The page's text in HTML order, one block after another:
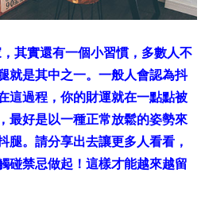
其實還有一個小習慣，多數人不
就是其中之一。一般人會認為抖
這過程，你的財運就在一點點被
最好是以一種正常放鬆的姿勢來
腿。請分享出去讓更多人看看，
碰禁忌做起！這樣才能越來越留